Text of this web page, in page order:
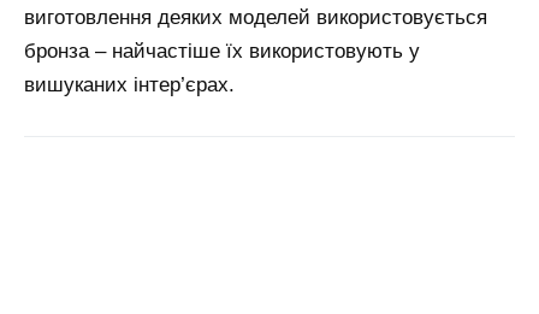
виготовлення деяких моделей використовується
бронза – найчастіше їх використовують у
вишуканих інтер’єрах.